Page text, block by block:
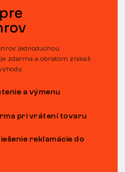
pre
jednoduchou
zdarma a obratom získaš
a výmenu
pri vrátení tovaru
reklamácie do